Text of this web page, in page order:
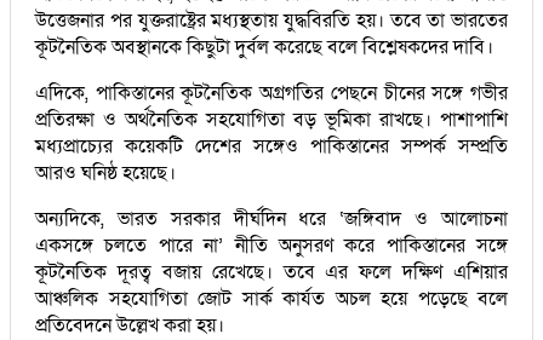
উত্তেজনার পর যুক্তরাষ্ট্রের মধ্যস্থতায় যুদ্ধবিরতি হয়। তবে তা ভারতের
কূটনৈতিক অবস্থানকে কিছুটা দুর্বল করেছে বলে বিশ্লেষকদের দাবি।
এদিকে, পাকিস্তানের কূটনৈতিক অগ্রগতির পেছনে চীনের সঙ্গে গভীর
প্রতিরক্ষা ও অর্থনৈতিক সহযোগিতা বড় ভূমিকা রাখছে। পাশাপাশি
মধ্যপ্রাচ্যের কয়েকটি দেশের সঙ্গেও পাকিস্তানের সম্পর্ক সম্প্রতি
আরও ঘনিষ্ঠ হয়েছে।
অন্যদিকে, ভারত সরকার দীর্ঘদিন ধরে ‘জঙ্গিবাদ ও আলোচনা
একসঙ্গে চলতে পারে না’ নীতি অনুসরণ করে পাকিস্তানের সঙ্গে
কূটনৈতিক দূরত্ব বজায় রেখেছে। তবে এর ফলে দক্ষিণ এশিয়ার
আঞ্চলিক সহযোগিতা জোট সার্ক কার্যত অচল হয়ে পড়েছে বলে
প্রতিবেদনে উল্লেখ করা হয়।